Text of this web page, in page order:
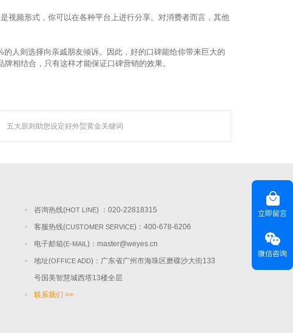
视频形式，你可以在各种平台上进行分享。对消费者而言，其他
的人则选择向 亲戚朋友倾诉。 因此，好的口碑能给你带来巨大的
相结合，只有这样才能保证口碑营销的效果。
五大原则助您设定好外贸黄金关键词
掘 等技术领域，
咨询热线(HOT LINE) ：020-22818315
客服热线(CUSTOMER SERVICE)：400-678-6206
电子邮箱(E-MAIL )：master@weyes.cn
地址(OFFICE ADD)：广东省广州市海珠区磨碟沙大街133
号国美智慧城西塔13楼全层
联系我们 >>
立即留言
微信咨询